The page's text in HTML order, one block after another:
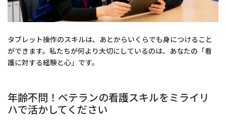
タブレット操作のスキルは、あとからいくらでも身につけること
ができます。私たちが何より大切にしているのは、あなたの「看
護に対する経験と心」です。
年齢不問！ベテランの看護スキルをミライリ
ハで活かしてください